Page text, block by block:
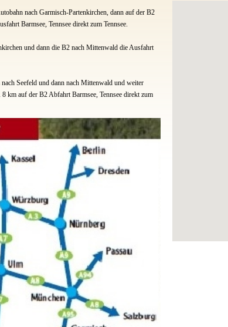
nach Garmisch-Partenkirchen, dann auf der B2
Barmsee, Tennsee direkt zum Tennsee.
und dann die B2 nach Mittenwald die Ausfahrt
Seefeld und dann nach Mittenwald und weiter
km auf der B2 Abfahrt Barmsee, Tennsee direkt zum